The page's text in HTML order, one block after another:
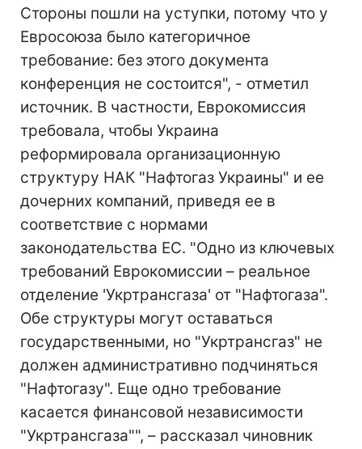
Стороны пошли на уступки, потому что у
Евросоюза было категоричное
требование: без этого документа
конференция не состоится", - отметил
источник. В частности, Еврокомиссия
требовала, чтобы Украина
реформировала организационную
структуру НАК "Нафтогаз Украины" и ее
дочерних компаний, приведя ее в
соответствие с нормами
законодательства ЕС. "Одно из ключевых
требований Еврокомиссии – реальное
отделение 'Укртрансгаза' от "Нафтогаза".
Обе структуры могут оставаться
государственными, но "Укртрансгаз" не
должен административно подчиняться
"Нафтогазу". Еще одно требование
касается финансовой независимости
"Укртрансгаза"", – рассказал чиновник